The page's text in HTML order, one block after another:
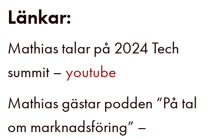
Länkar:
Mathias talar på 2024 Tech
summit – youtube
Mathias gästar podden ”På tal
om marknadsföring” –